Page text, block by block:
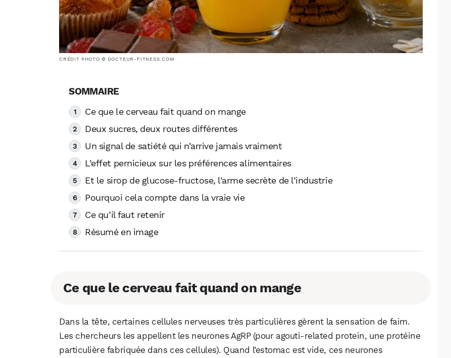
CRÉDIT PHOTO © DOCTEUR-FITNESS.COM
Ce que le cerveau fait quand on mange
Deux sucres, deux routes différentes
Un signal de satiété qui n’arrive jamais vraiment
L’effet pernicieux sur les préférences alimentaires
Et le sirop de glucose-fructose, l’arme secrète de l’industrie
Pourquoi cela compte dans la vraie vie
Ce qu’il faut retenir
Résumé en image
Ce que le cerveau fait quand on mange
Dans la tête, certaines cellules nerveuses très particulières gèrent la sensation de faim.
Les chercheurs les appellent les neurones AgRP (pour agouti-related protein, une protéine
particulière fabriquée dans ces cellules). Quand l’estomac est vide, ces neurones